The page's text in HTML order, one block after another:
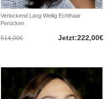
Verlockend Lang Wellig Echthaar
Perücken
514,00€ Jetzt:222,00€